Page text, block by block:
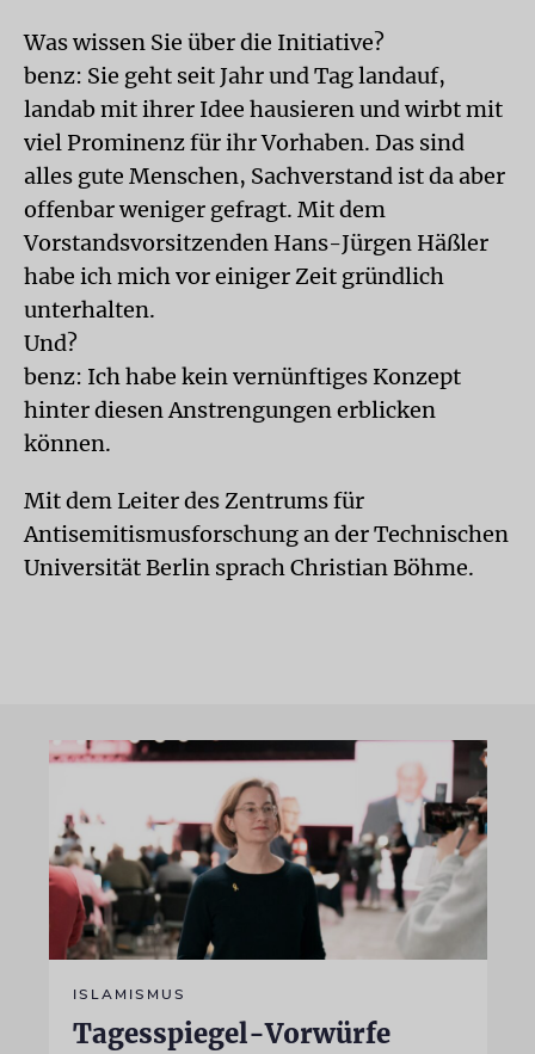
Was wissen Sie über die Initiative?
benz: Sie geht seit Jahr und Tag landauf,
landab mit ihrer Idee hausieren und wirbt mit
viel Prominenz für ihr Vorhaben. Das sind
alles gute Menschen, Sachverstand ist da aber
offenbar weniger gefragt. Mit dem
Vorstandsvorsitzenden Hans-Jürgen Häßler
habe ich mich vor einiger Zeit gründlich
unterhalten.
Und?
benz: Ich habe kein vernünftiges Konzept
hinter diesen Anstrengungen erblicken
können.
Mit dem Leiter des Zentrums für
Antisemitismusforschung an der Technischen
Universität Berlin sprach Christian Böhme.
ISLAMISMUS
Tagesspiegel-Vorwürfe